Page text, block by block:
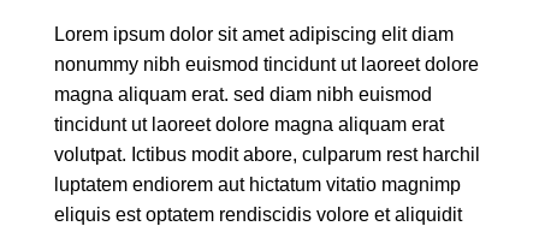
Lorem ipsum dolor sit amet adipiscing elit diam
nonummy nibh euismod tincidunt ut laoreet dolore
magna aliquam erat. sed diam nibh euismod
tincidunt ut laoreet dolore magna aliquam erat
volutpat. Ictibus modit abore, culparum rest harchil
luptatem endiorem aut hictatum vitatio magnimp
eliquis est optatem rendiscidis volore et aliquidit